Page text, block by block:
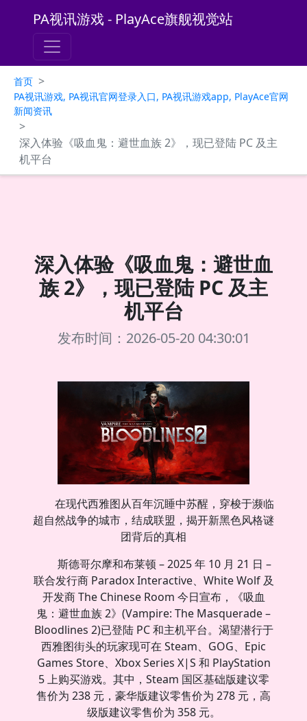
PA视讯游戏 - PlayAce旗舰视觉站
首页 >
PA视讯游戏, PA视讯官网登录入口, PA视讯游戏app, PlayAce官网
新闻资讯
>
深入体验《吸血鬼：避世血族 2》，现已登陆 PC 及主
机平台
深入体验《吸血鬼：避世血
族 2》，现已登陆 PC 及主
机平台
发布时间：2026-05-20 04:30:01
在现代西雅图从百年沉睡中苏醒，穿梭于濒临
超自然战争的城市，结成联盟，揭开新黑色风格谜
团背后的真相
斯德哥尔摩和布莱顿 – 2025 年 10 月 21 日 –
联合发行商 Paradox Interactive、White Wolf 及
开发商 The Chinese Room 今日宣布，《吸血
鬼：避世血族 2》(Vampire: The Masquerade –
Bloodlines 2)已登陆 PC 和主机平台。渴望潜行于
西雅图街头的玩家现可在 Steam、GOG、Epic
Games Store、Xbox Series X|S 和 PlayStation
5 上购买游戏。其中，Steam 国区基础版建议零
售价为 238 元，豪华版建议零售价为 278 元，高
级版建议零售价为 358 元。